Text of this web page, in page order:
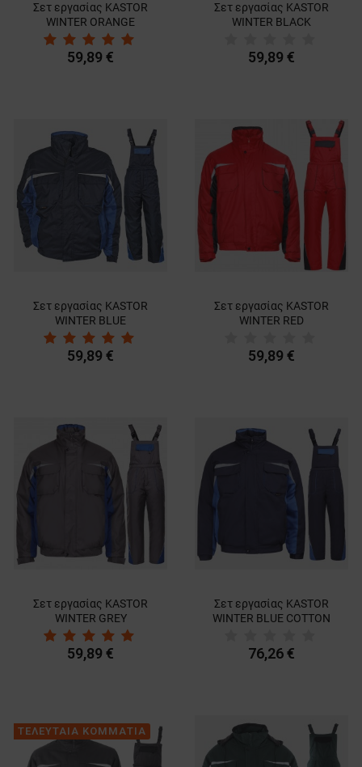
Σετ εργασίας KASTOR
WINTER ORANGE
59,89 €
Σετ εργασίας KASTOR
WINTER BLACK
59,89 €
Σετ εργασίας KASTOR
WINTER BLUE
59,89 €
Σετ εργασίας KASTOR
WINTER RED
59,89 €
Σετ εργασίας KASTOR
WINTER GREY
59,89 €
Σετ εργασίας KASTOR
WINTER BLUE COTTON
76,26 €
ΤΕΛΕΥΤΑΙΑ ΚΟΜΜΑΤΙΑ